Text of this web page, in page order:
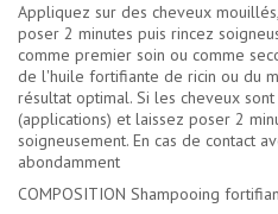
Appliquez sur des cheveux
poser 2 minutes puis rincez
comme premier soin ou comme
de l'huile fortifiante de ricin ou du
résultat optimal. Si les cheveux
(applications) et laissez poser 2
soigneusement. En cas de contact
abondamment
COMPOSITION Shampooing